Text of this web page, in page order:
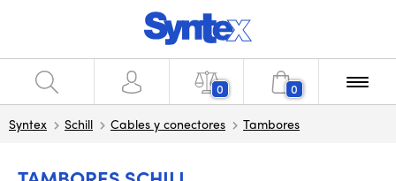
0 0
Syntex Schill Cables y conectores Tambores